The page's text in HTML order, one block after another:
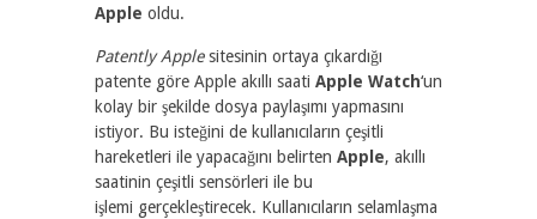
Apple oldu.
Patently Applesitesinin ortaya çıkardığı
patente göre Apple akıllı saati Apple Watch‘un
kolay bir şekilde dosya paylaşımı yapmasını
istiyor. Bu isteğini de kullanıcıların çeşitli
hareketleri ile yapacağını belirten Apple, akıllı
saatinin çeşitli sensörleri ile bu
işlemi gerçekleştirecek. Kullanıcıların selamlaşma